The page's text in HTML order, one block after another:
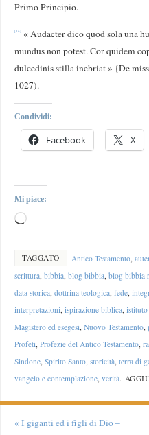
Primo Principio.
[14] « Audacter dico quod sola una
mundus non potest. Cor quidem
dulcedinis stilla inebriat » {De
1027).
Condividi:
Facebook X
Mi piace:
TAGGATO Antico Testamento,
scrittura ,bibbia ,blog bibbia ,blog bibbia
data storica ,dottrina teologica ,fede ,
interpretazioni ,ispirazione biblica ,
Magistero ed esegesi ,Nuovo Testamento ,
Profeti ,Profezie del Antico Testamento ,
Sindone ,Spirito Santo ,storicità ,terra di
vangelo e contemplazione ,verità.
« I giganti ed i figli di Dio –